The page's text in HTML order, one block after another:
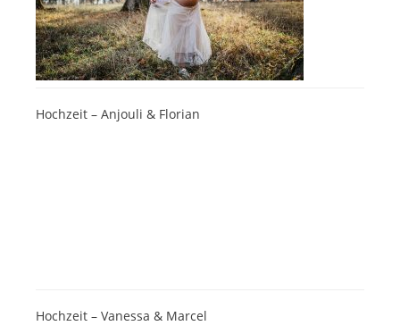
Hochzeit – Anjouli & Florian
Hochzeit – Vanessa & Marcel